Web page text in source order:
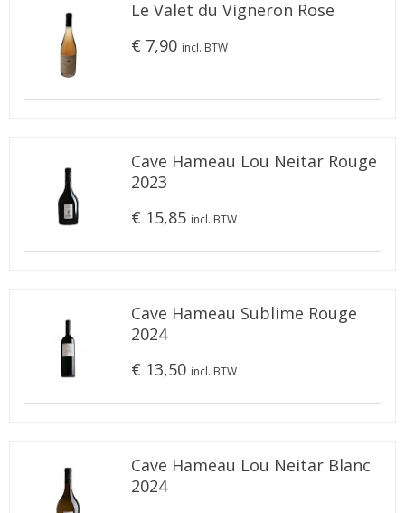
Le Valet du Vigneron Rose
€ 7,90 incl. BTW
Cave Hameau Lou Neitar Rouge
2023
€ 15,85 incl. BTW
Cave Hameau Sublime Rouge
2024
€ 13,50 incl. BTW
Cave Hameau Lou Neitar Blanc
2024